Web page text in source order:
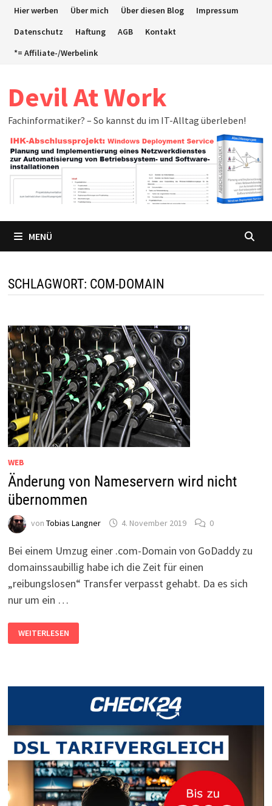
ZumHier werben Über mich Über diesen Blog
Impressum
Datenschutz
Haftung AGB
Kontakt
*= Affiliate-/Werbelink
Devil At Work
Fachinformatiker? – So kannst du im IT-Alltag überleben!
MENÜ
SCHLAGWORT: COM-DOMAIN
WEB
Änderung von Nameservern wird nicht
übernommen
von Tobias Langner 4. November 2019 0
Bei einem Umzug einer .com-Domain von GoDaddy zu
domainssaubillig habe ich die Zeit für einen
„reibungslosen“ Transfer verpasst gehabt. Da es sich
nur um ein …
ÄNDERUNG
VON
NAMESERVERN
WEITERLESEN